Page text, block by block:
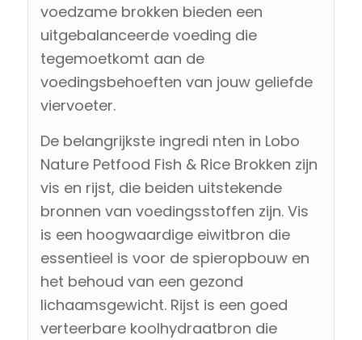
voedzame brokken bieden een
uitgebalanceerde voeding die
tegemoetkomt aan de
voedingsbehoeften van jouw geliefde
viervoeter.
De belangrijkste ingredi nten in Lobo
Nature Petfood Fish & Rice Brokken zijn
vis en rijst, die beiden uitstekende
bronnen van voedingsstoffen zijn. Vis
is een hoogwaardige eiwitbron die
essentieel is voor de spieropbouw en
het behoud van een gezond
lichaamsgewicht. Rijst is een goed
verteerbare koolhydraatbron die